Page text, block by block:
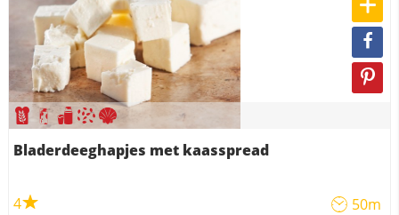
Bladerdeeghapjes met kaasspread
4 50m